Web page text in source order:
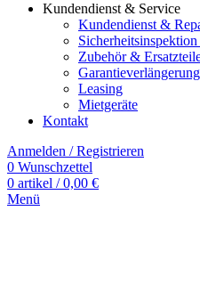
Kundendienst & Service
Kundendienst &
Zubehör &
Garantieverlängerung
Leasing
Mietgeräte
Kontakt
Anmelden / Registrieren
0 Wunschzettel
0 artikel / 0,00 €
Menü